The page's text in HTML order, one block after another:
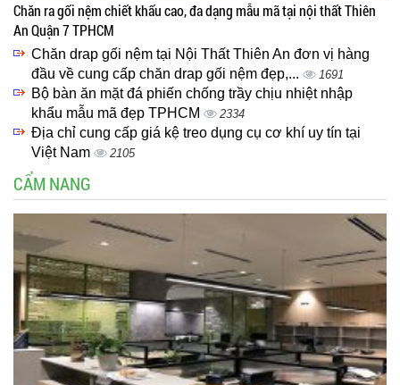
Chăn ra gối nệm chiết khấu cao, đa dạng mẫu mã tại nội thất Thiên
An Quận 7 TPHCM
Chăn drap gối nệm tại Nội Thất Thiên An đơn vị hàng
đầu về cung cấp chăn drap gối nệm đẹp,...
1691
Bộ bàn ăn mặt đá phiến chống trầy chịu nhiệt nhập
khẩu mẫu mã đẹp TPHCM
2334
Địa chỉ cung cấp giá kệ treo dụng cụ cơ khí uy tín tại
Việt Nam
2105
CẨM NANG